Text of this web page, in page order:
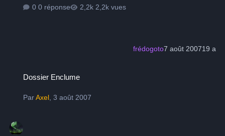
0 réponse 2,2k vues
frédogoto7 août 200719 a
Dossier Enclume
ParAxel,3 août 2007